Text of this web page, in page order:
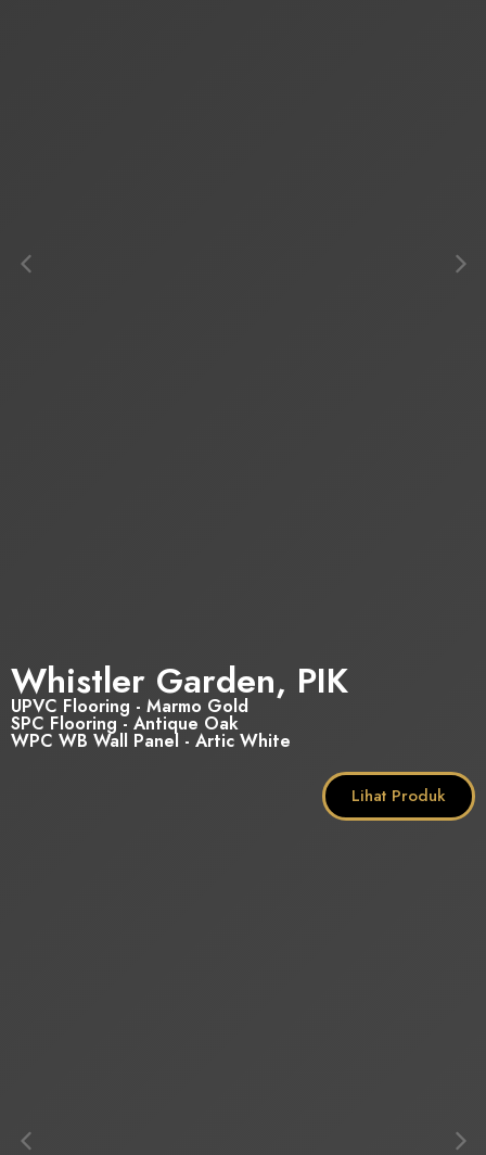
Whistler Garden, PIK
UPVC Flooring - Marmo Gold
SPC Flooring - Antique Oak
WPC WB Wall Panel - Artic White
Lihat Produk